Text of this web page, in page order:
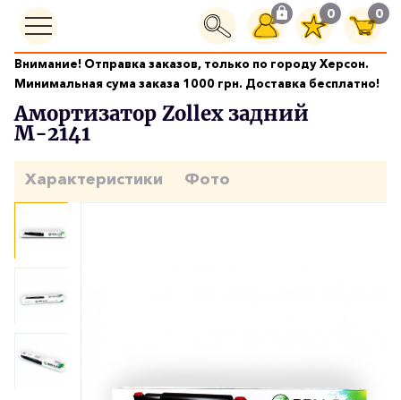
0 0
Внимание! Отправка заказов, только по городу Херсон.
Минимальная сума заказа 1000 грн. Доставка бесплатно!
Ходовая часть Амортизатор Zollex задний М-2141
Амортизатор Zollex задний
М-2141
Характеристики Фото